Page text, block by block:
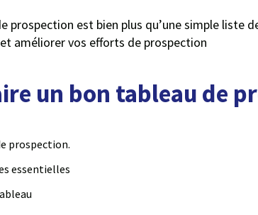
prospection est bien plus qu’une simple liste
améliorer vos efforts de prospection
un bon tableau de
prospection.
essentielles